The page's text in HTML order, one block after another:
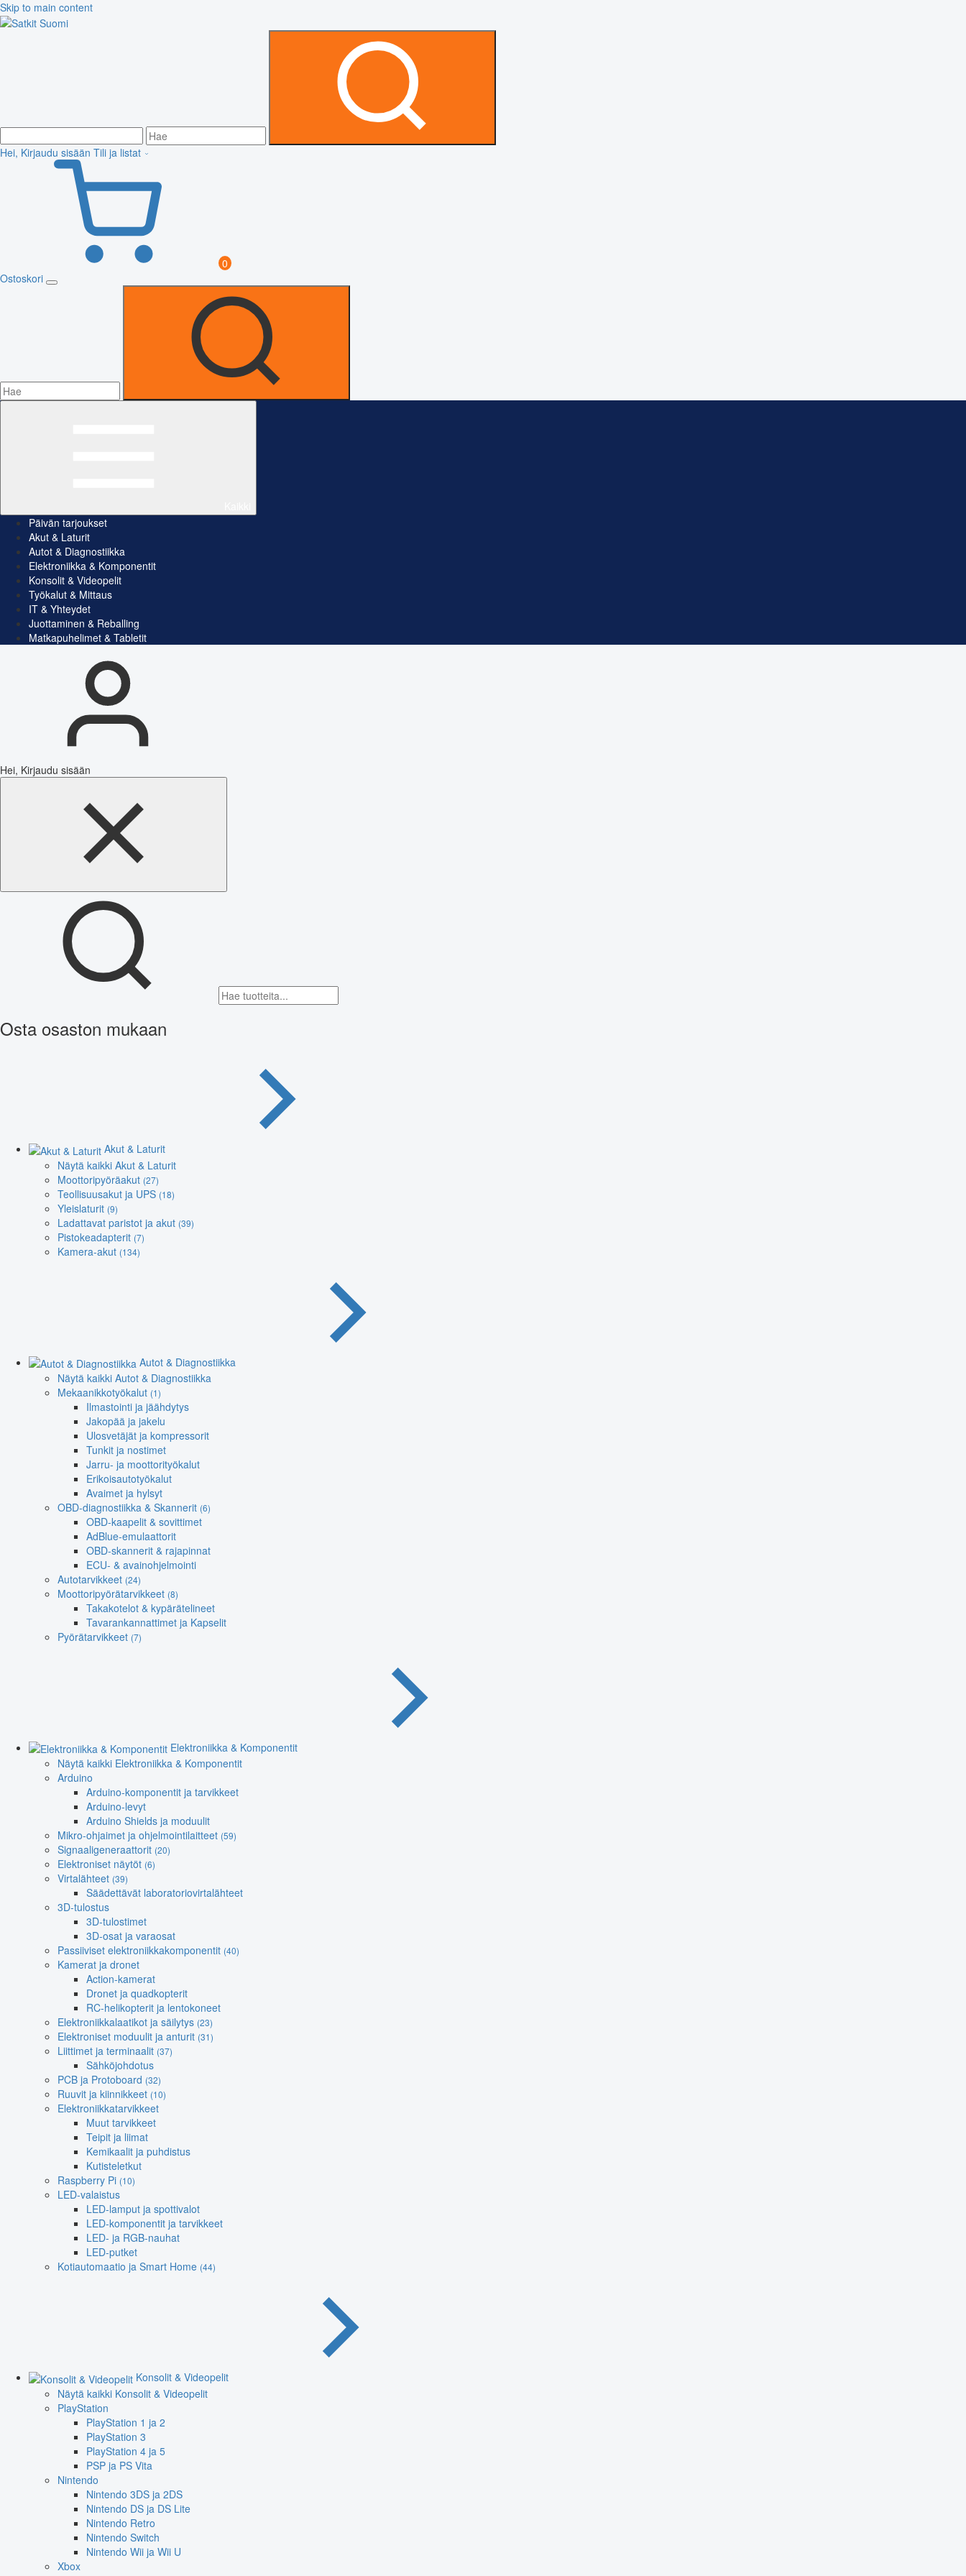
Skip to main content
Hei, Kirjaudu sisään Tili ja listat
0
Ostoskori
Päivän tarjoukset
Akut & Laturit
Autot & Diagnostiikka
Elektroniikka & Komponentit
Konsolit & Videopelit
Työkalut & Mittaus
IT & Yhteydet
Juottaminen & Reballing
Matkapuhelimet & Tabletit
Hei, Kirjaudu sisään
Osta osaston mukaan
Akut & Laturit
Näytä kaikki Akut & Laturit
Moottoripyöräakut (27)
Teollisuusakut ja UPS (18)
Yleislaturit (9)
Ladattavat paristot ja akut (39)
Pistokeadapterit (7)
Kamera-akut (134)
Autot & Diagnostiikka
Näytä kaikki Autot & Diagnostiikka
Mekaanikkotyökalut (1)
Ilmastointi ja jäähdytys
Jakopää ja jakelu
Ulosvetäjät ja kompressorit
Tunkit ja nostimet
Jarru- ja moottorityökalut
Erikoisautotyökalut
Avaimet ja hylsyt
OBD-diagnostiikka & Skannerit (6)
OBD-kaapelit & sovittimet
AdBlue-emulaattorit
OBD-skannerit & rajapinnat
ECU- & avainohjelmointi
Autotarvikkeet (24)
Moottoripyörätarvikkeet (8)
Takakotelot & kypärätelineet
Tavarankannattimet ja Kapselit
Pyörätarvikkeet (7)
Elektroniikka & Komponentit
Näytä kaikki Elektroniikka & Komponentit
Arduino
Arduino-komponentit ja tarvikkeet
Arduino-levyt
Arduino Shields ja moduulit
Mikro-ohjaimet ja ohjelmointilaitteet (59)
Signaaligeneraattorit (20)
Elektroniset näytöt (6)
Virtalähteet (39)
Säädettävät laboratoriovirtalähteet
3D-tulostus
3D-tulostimet
3D-osat ja varaosat
Passiiviset elektroniikkakomponentit (40)
Kamerat ja dronet
Action-kamerat
Dronet ja quadkopterit
RC-helikopterit ja lentokoneet
Elektroniikkalaatikot ja säilytys (23)
Elektroniset moduulit ja anturit (31)
Liittimet ja terminaalit (37)
Sähköjohdotus
PCB ja Protoboard (32)
Ruuvit ja kiinnikkeet (10)
Elektroniikkatarvikkeet
Muut tarvikkeet
Teipit ja liimat
Kemikaalit ja puhdistus
Kutisteletkut
Raspberry Pi (10)
LED-valaistus
LED-lamput ja spottivalot
LED-komponentit ja tarvikkeet
LED- ja RGB-nauhat
LED-putket
Kotiautomaatio ja Smart Home (44)
Konsolit & Videopelit
Näytä kaikki Konsolit & Videopelit
PlayStation
PlayStation 1 ja 2
PlayStation 3
PlayStation 4 ja 5
PSP ja PS Vita
Nintendo
Nintendo 3DS ja 2DS
Nintendo DS ja DS Lite
Nintendo Retro
Nintendo Switch
Nintendo Wii ja Wii U
Xbox